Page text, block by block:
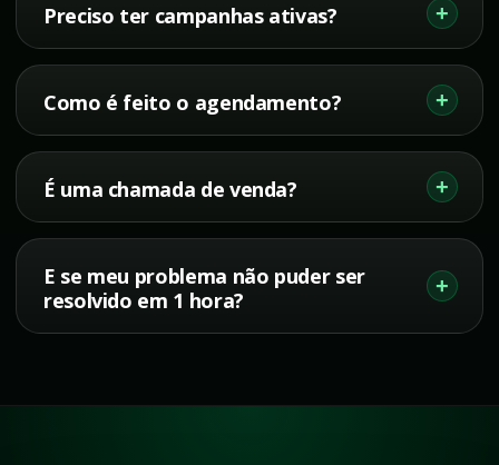
Preciso ter campanhas ativas?
Como é feito o agendamento?
É uma chamada de venda?
E se meu problema não puder ser
resolvido em 1 hora?